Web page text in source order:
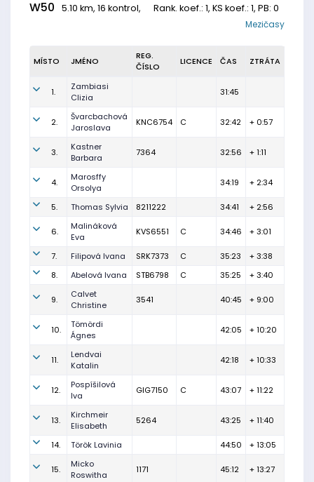
W50 5.10 km, 16 kontrol, Rank. koef.: 1, KS koef.: 1, PB: 0
Mezičasy
MÍSTO JMÉNO
REG.
ČÍSLO
LICENCE ČAS ZTRÁTA
1.
Zambiasi
Clizia
31:45
2.
Švarcbachová
Jaroslava
KNC6754 C 32:42 + 0:57
3.
Kastner
Barbara
7364 32:56 + 1:11
4.
Marosffy
Orsolya
34:19 + 2:34
5. Thomas Sylvia 8211222 34:41 + 2:56
6.
Malináková
Eva
KVS6551 C 34:46 + 3:01
7. Filipová Ivana SRK7373 C 35:23
+ 3:38
8.
Abelová Ivana STB6798 C 35:25 + 3:40
9.
Calvet
Christine
3541 40:45 + 9:00
10.
Tömördi
Ágnes
42:05 + 10:20
11.
Lendvai
Katalin
42:18 + 10:33
12.
Pospíšilová
Iva
GIG7150 C 43:07 + 11:22
13.
Kirchmeir
Elisabeth
5264 43:25 + 11:40
14. Török Lavinia 44:50 + 13:05
15.
Micko
Roswitha
1171 45:12 + 13:27